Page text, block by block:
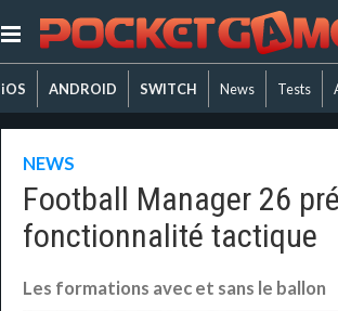
iOS ANDROID SWITCH News Tests
NEWS
Football Manager 26
fonctionnalité tactique
Les formations avec et sans le ballon